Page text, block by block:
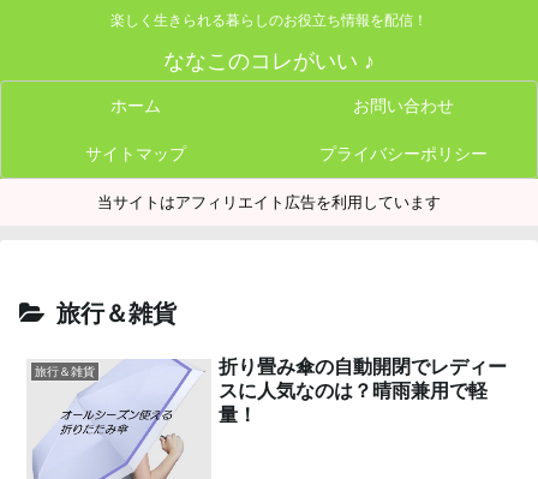
楽しく生きられる暮らしのお役立ち情報を配信！
ななこのコレがいい ♪
ホーム お問い合わせ
サイトマップ プライバシーポリシー
当サイトはアフィリエイト広告を利用しています
旅行＆雑貨
旅行＆雑貨
折り畳み傘の自動開閉でレディー
スに人気なのは？晴雨兼用で軽
量！